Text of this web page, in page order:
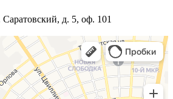
д. 5, оф. 101